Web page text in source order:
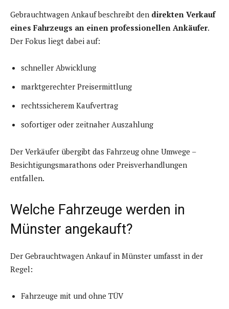
Gebrauchtwagen Ankauf beschreibt den direkten Verkauf
eines Fahrzeugs an einen professionellen Ankäufer.
Der Fokus liegt dabei auf:
schneller Abwicklung
marktgerechter Preisermittlung
rechtssicherem Kaufvertrag
sofortiger oder zeitnaher Auszahlung
Der Verkäufer übergibt das Fahrzeug ohne Umwege –
Besichtigungsmarathons oder Preisverhandlungen
entfallen.
Welche Fahrzeuge werden in
Münster angekauft?
Der Gebrauchtwagen Ankauf in Münster umfasst in der
Regel:
Fahrzeuge mit und ohne TÜV